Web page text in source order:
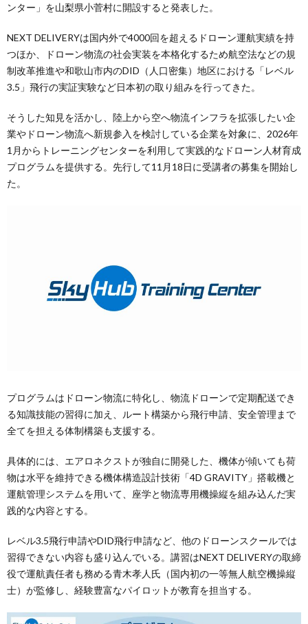
ンター」を山梨県小菅村に開設すると発表した。
NEXT DELIVERYは国内外で4000回を超えるドローン運航実績を持
つほか、ドローン物流の社会実装を本格化するため航空法などの規
制改革推進や和歌山市内のDID（人口密集）地区における「レベル
3.5」飛行の実証実験など日本初の取り組みを行ってきた。
そうした知見を活かし、陸上から空へ物流インフラを拡張したい企
業やドローン物流へ新規参入を検討している企業を対象に、2026年
1月からトレーニングセンターを利用して実践的なドローン人材育成
プログラムを提供する。先行して11月18日に受講者の募集を開始し
た。
プログラムはドローン物流に特化し、物流ドローンで定期配送でき
る知識技能の習得に加え、ルート構築から飛行申請、安全管理まで
全てを担える体制構築も支援する。
具体的には、エアロネクストが独自に開発した、機体が傾いても荷
物は水平を維持できる機体構造設計技術「4D GRAVITY」搭載機と
運航管理システムを用いて、座学と物流専用機操縦を組み込んだ実
践的な内容とする。
レベル3.5飛行申請やDID飛行申請など、他のドローンスクールでは
習得できない内容も盛り込んでいる。講習はNEXT DELIVERYの取締
役で運航責任者も務める青木孝人氏（国内初の一等無人航空機操縦
士）が監修し、経験豊富なパイロットが教育を担当する。